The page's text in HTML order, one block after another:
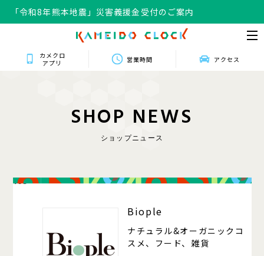
「令和8年熊本地震」災害義援金受付のご案内
カメクロ
アプリ
営業時間 アクセス
SHOP NEWS
ショップニュース
105
Biople
ナチュラル&オーガニックコ
スメ、フード、雑貨